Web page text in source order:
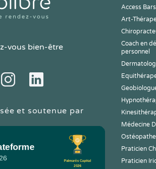
vous bien-être
InstagramLinkedIn
et soutenue par
Access
Art-
Coach en
personnel
Médecine
Ostéopathe
Praticien
Praticien